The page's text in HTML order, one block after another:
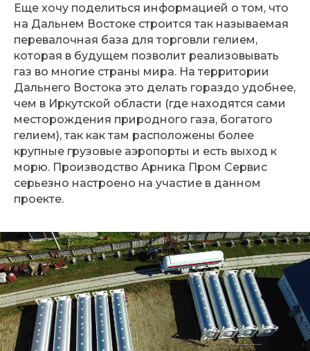
Еще хочу поделиться информацией о том, что
на Дальнем Востоке строится так называемая
перевалочная база для торговли гелием,
которая в будущем позволит реализовывать
газ во многие страны мира. На территории
Дальнего Востока это делать гораздо удобнее,
чем в Иркутской области (где находятся сами
месторождения природного газа, богатого
гелием), так как там расположены более
крупные грузовые аэропорты и есть выход к
морю. Производство Арника Пром Сервис
серьезно настроено на участие в данном
проекте.